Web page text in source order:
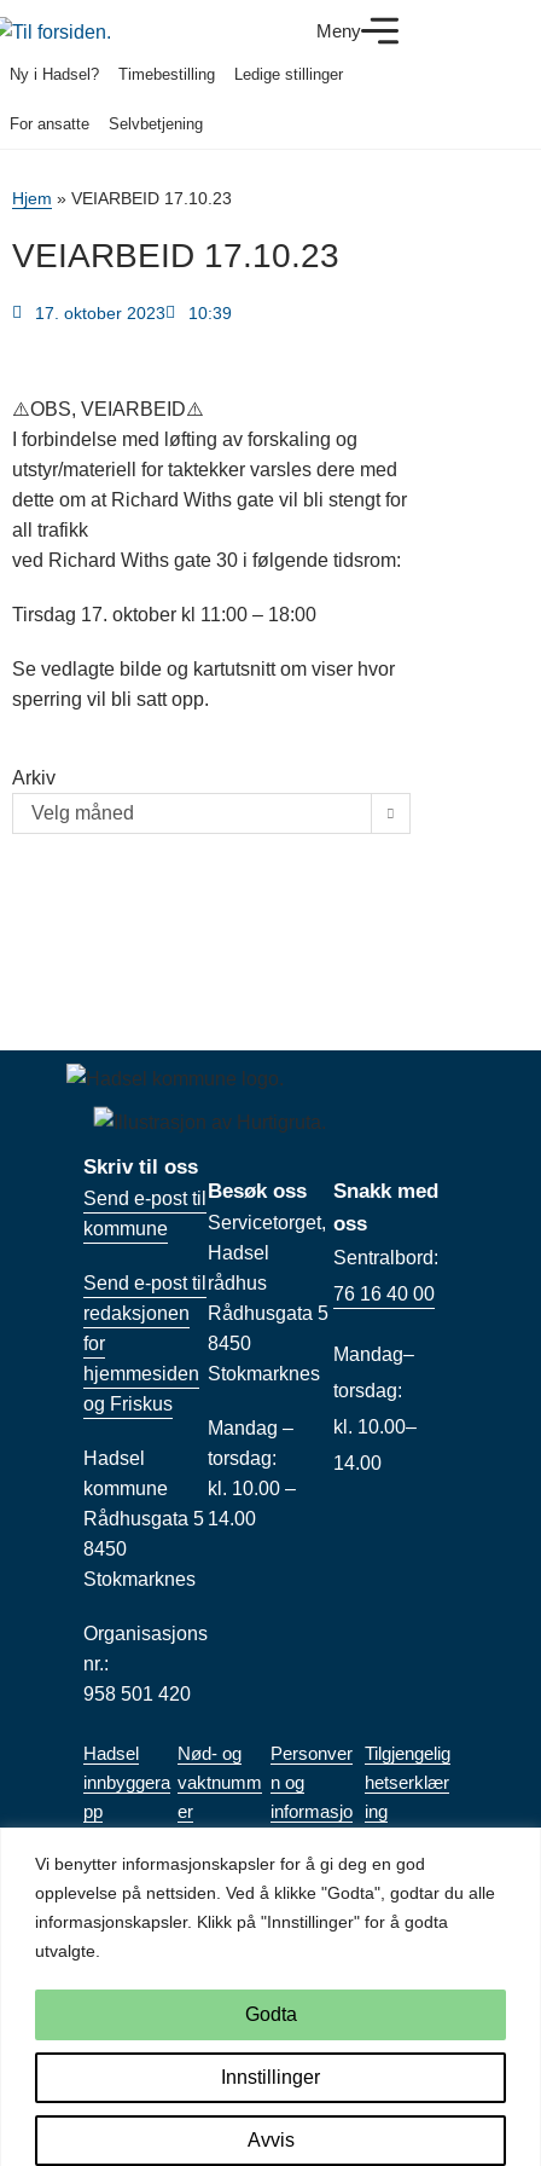
Vi benytter informasjonskapsler for å gi deg en god
opplevelse på nettsiden. Ved å klikke "Godta", godtar du alle
informasjonskapsler. Klikk på "Innstillinger" for å godta
utvalgte.
Innstillinger
Avvis
Godta
Meny
Ny i Hadsel? Timebestilling Ledige stillinger
For ansatte Selvbetjening
Hjem » VEIARBEID 17.10.23
VEIARBEID 17.10.23
17. oktober 2023 10:39
⚠️OBS, VEIARBEID⚠️
I forbindelse med løfting av forskaling og
utstyr/materiell for taktekker varsles dere med
dette om at Richard Withs gate vil bli stengt for
all trafikk
ved Richard Withs gate 30 i følgende tidsrom:
Tirsdag 17. oktober kl 11:00 – 18:00
Se vedlagte bilde og kartutsnitt om viser hvor
sperring vil bli satt opp.
Arkiv
Velg måned
Skriv til oss
Send e-post til
kommune
Send e-post til
redaksjonen
for
hjemmesiden
og Friskus
Hadsel
kommune
Rådhusgata 5
8450
Stokmarknes
Organisasjons
nr.:
958 501 420
Besøk oss
Servicetorget,
Hadsel
rådhus
Rådhusgata 5
8450
Stokmarknes
Mandag –
torsdag:
kl. 10.00 –
14.00
Snakk med
oss
Sentralbord:
76 16 40 00
Mandag–
torsdag:
kl. 10.00–
14.00
Hadsel
innbyggera
pp
Nød- og
vaktnumm
er
Personver
n og
informasjo
Tilgjengelig
hetserklær
ing
Tilgjengeli
ghetserkl
æring Mitt
(bokmål)
Kopibeskyttet © Hadsel kommune. Alle rettigheter
reservert.Nettside utviklet avNettrakett.no